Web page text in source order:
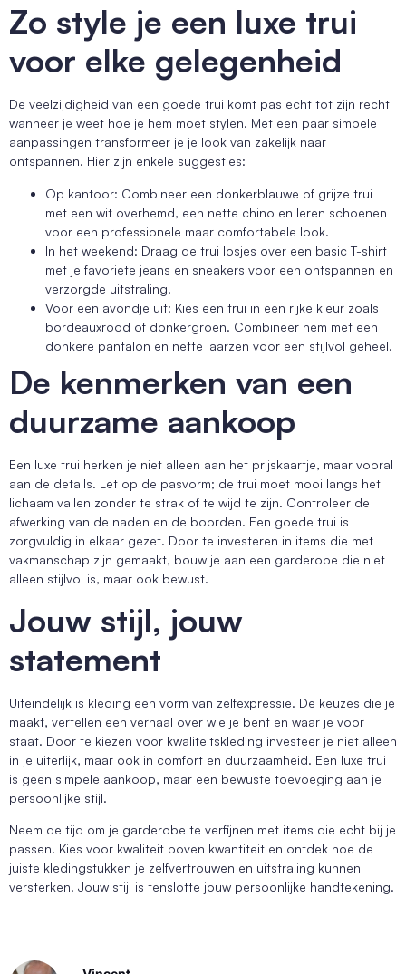
Zo style je een luxe trui
voor elke gelegenheid
De veelzijdigheid van een goede trui komt pas echt tot zijn recht
wanneer je weet hoe je hem moet stylen. Met een paar simpele
aanpassingen transformeer je je look van zakelijk naar
ontspannen. Hier zijn enkele suggesties:
Op kantoor: Combineer een donkerblauwe of grijze trui
met een wit overhemd, een nette chino en leren schoenen
voor een professionele maar comfortabele look.
In het weekend: Draag de trui losjes over een basic T-shirt
met je favoriete jeans en sneakers voor een ontspannen en
verzorgde uitstraling.
Voor een avondje uit: Kies een trui in een rijke kleur zoals
bordeauxrood of donkergroen. Combineer hem met een
donkere pantalon en nette laarzen voor een stijlvol geheel.
De kenmerken van een
duurzame aankoop
Een luxe trui herken je niet alleen aan het prijskaartje, maar vooral
aan de details. Let op de pasvorm; de trui moet mooi langs het
lichaam vallen zonder te strak of te wijd te zijn. Controleer de
afwerking van de naden en de boorden. Een goede trui is
zorgvuldig in elkaar gezet. Door te investeren in items die met
vakmanschap zijn gemaakt, bouw je aan een garderobe die niet
alleen stijlvol is, maar ook bewust.
Jouw stijl, jouw
statement
Uiteindelijk is kleding een vorm van zelfexpressie. De keuzes die je
maakt, vertellen een verhaal over wie je bent en waar je voor
staat. Door te kiezen voor kwaliteitskleding investeer je niet alleen
in je uiterlijk, maar ook in comfort en duurzaamheid. Een luxe trui
is geen simpele aankoop, maar een bewuste toevoeging aan je
persoonlijke stijl.
Neem de tijd om je garderobe te verfijnen met items die echt bij je
passen. Kies voor kwaliteit boven kwantiteit en ontdek hoe de
juiste kledingstukken je zelfvertrouwen en uitstraling kunnen
versterken. Jouw stijl is tenslotte jouw persoonlijke handtekening.